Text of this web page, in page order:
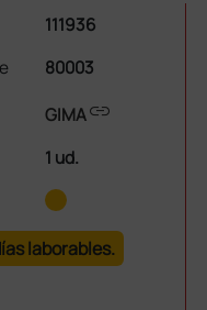
111936
80003
GIMAlink
1 ud.
laborables.